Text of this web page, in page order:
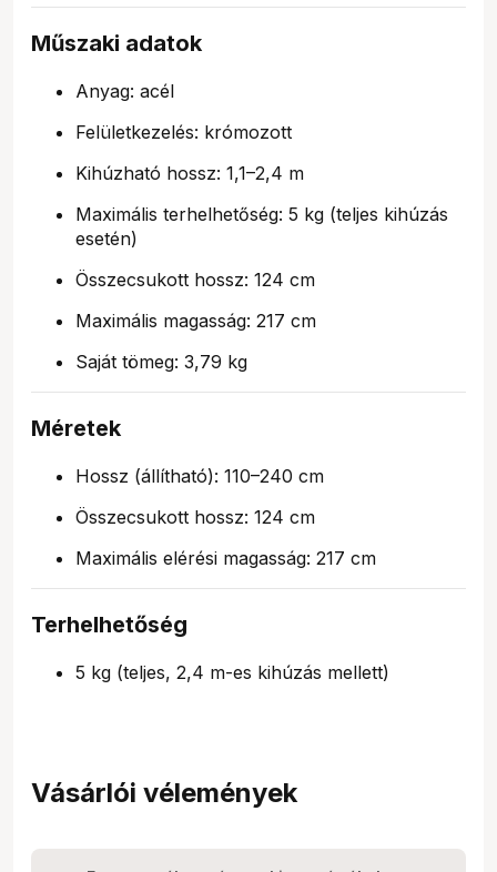
Műszaki adatok
Anyag: acél
Felületkezelés: krómozott
Kihúzható hossz: 1,1–2,4 m
Maximális terhelhetőség: 5 kg (teljes kihúzás
esetén)
Összecsukott hossz: 124 cm
Maximális magasság: 217 cm
Saját tömeg: 3,79 kg
Méretek
Hossz (állítható): 110–240 cm
Összecsukott hossz: 124 cm
Maximális elérési magasság: 217 cm
Terhelhetőség
5 kg (teljes, 2,4 m-es kihúzás mellett)
Vásárlói vélemények